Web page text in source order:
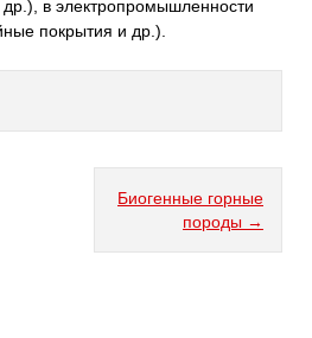
в электропромышленности
покрытия и др.).
Биогенные горные
породы →